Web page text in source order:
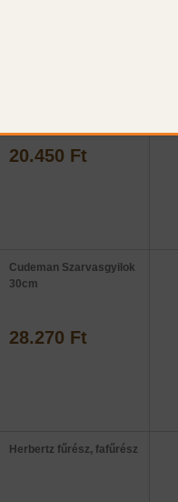
20.450 Ft
Cudeman Szarvasgyilok
30cm
28.270 Ft
Herbertz fűrész, fafűrész